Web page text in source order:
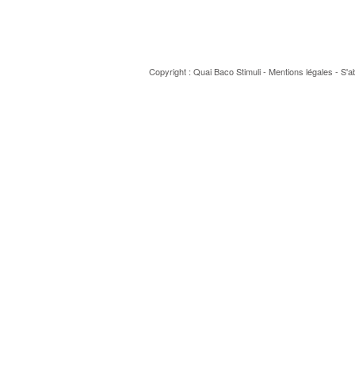
Copyright : Quai BacoStimuli- Mentions légales -